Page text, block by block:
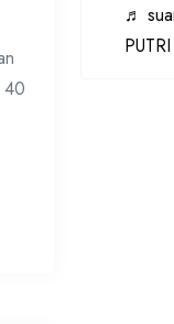
40
♬
PUTRI